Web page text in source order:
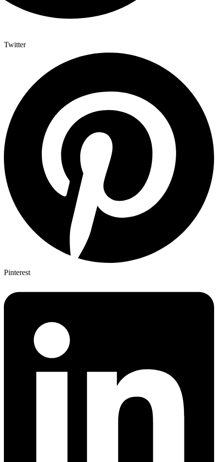
Twitter
Pinterest